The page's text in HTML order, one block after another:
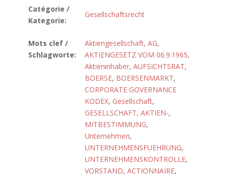
Catégorie /
Kategorie:
Gesellschaftsrecht
Mots clef /
Schlagworte:
Aktiengesellschaft, AG,
AKTIENGESETZ VOM 06.9.1965,
Aktieninhaber, AUFSICHTSRAT,
BOERSE, BOERSENMARKT,
CORPORATE GOVERNANCE
KODEX, Gesellschaft,
GESELLSCHAFT, AKTIEN-,
MITBESTIMMUNG,
Unternehmen,
UNTERNEHMENSFUEHRUNG,
UNTERNEHMENSKONTROLLE,
VORSTAND, ACTIONNAIRE,